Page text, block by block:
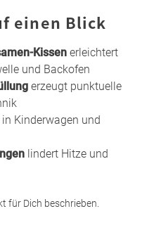
einen Blick
Kissen erleichtert
und Backofen
erzeugt punktuelle
Kinderwagen und
lindert Hitze und
für Dich beschrieben.